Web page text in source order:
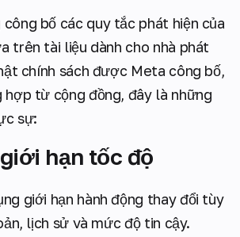
bố các quy tắc phát hiện của
trên tài liệu dành cho nhà phát
chính sách được Meta công bố,
hợp từ cộng đồng, đây là những
sự:
hạn tốc độ
giới hạn hành động thay đổi tùy
lịch sử và mức độ tin cậy.